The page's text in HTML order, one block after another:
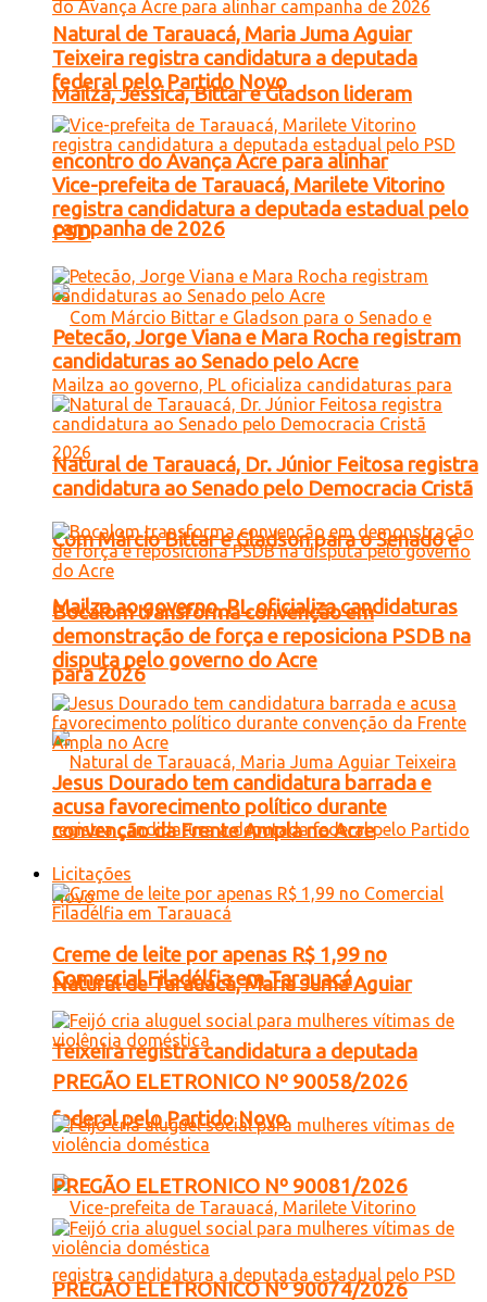
Mailza, Jéssica, Bittar e Gladson lideram
encontro do Avança Acre para alinhar
campanha de 2026
Com Márcio Bittar e Gladson para o Senado e
Mailza ao governo, PL oficializa candidaturas
para 2026
Natural de Tarauacá, Maria Juma Aguiar
Teixeira registra candidatura a deputada
federal pelo Partido Novo
Natural de Tarauacá, Maria Juma Aguiar
Teixeira registra candidatura a deputada
federal pelo Partido Novo
Vice-prefeita de Tarauacá, Marilete Vitorino
registra candidatura a deputada estadual pelo
PSD
Petecão, Jorge Viana e Mara Rocha registram
candidaturas ao Senado pelo Acre
Natural de Tarauacá, Dr. Júnior Feitosa registra
candidatura ao Senado pelo Democracia Cristã
Bocalom transforma convenção em
demonstração de força e reposiciona PSDB na
disputa pelo governo do Acre
Jesus Dourado tem candidatura barrada e
acusa favorecimento político durante
convenção da Frente Ampla no Acre
Licitações
Creme de leite por apenas R$ 1,99 no
Comercial Filadélfia em Tarauacá
PREGÃO ELETRONICO Nº 90058/2026
PREGÃO ELETRONICO Nº 90081/2026
PREGÃO ELETRONICO Nº 90074/2026